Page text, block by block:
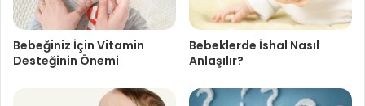
Bebeğiniz İçin Vitamin
Desteğinin Önemi
Bebeklerde İshal Nasıl
Anlaşılır?